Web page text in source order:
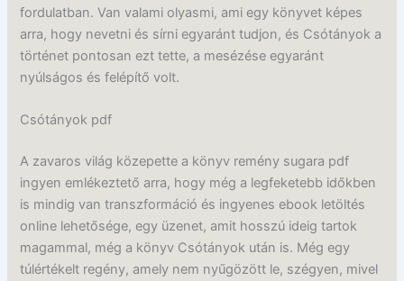
fordulatban. Van valami olyasmi, ami egy könyvet képes
arra, hogy nevetni és sírni egyaránt tudjon, és Csótányok a
történet pontosan ezt tette, a mesézése egyaránt
nyúlságos és felépítő volt.
Csótányok pdf
A zavaros világ közepette a könyv remény sugara pdf
ingyen emlékeztető arra, hogy még a legfeketebb időkben
is mindig van transzformáció és ingyenes ebook letöltés
online lehetősége, egy üzenet, amit hosszú ideig tartok
magammal, még a könyv Csótányok után is. Még egy
túlértékelt regény, amely nem nyűgözött le, szégyen, mivel